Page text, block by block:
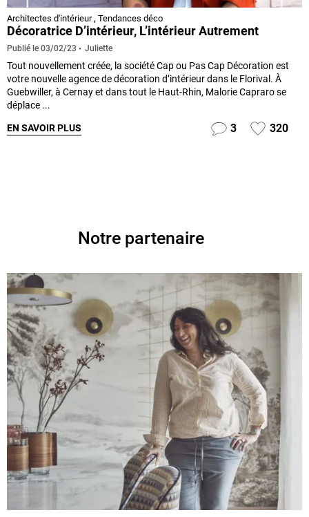
Architectes d'intérieur, Tendances déco
Décoratrice D’intérieur, L’intérieur Autrement
Publié le 03/02/23 Juliette
Tout nouvellement créée, la société Cap ou Pas Cap Décoration est
votre nouvelle agence de décoration d’intérieur dans le Florival. À
Guebwiller, à Cernay et dans tout le Haut-Rhin, Malorie Capraro se
déplace ...
EN SAVOIR PLUS 3 320
Notre partenaire